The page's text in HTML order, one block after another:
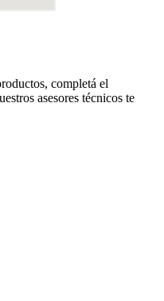
completá el
asesores técnicos te